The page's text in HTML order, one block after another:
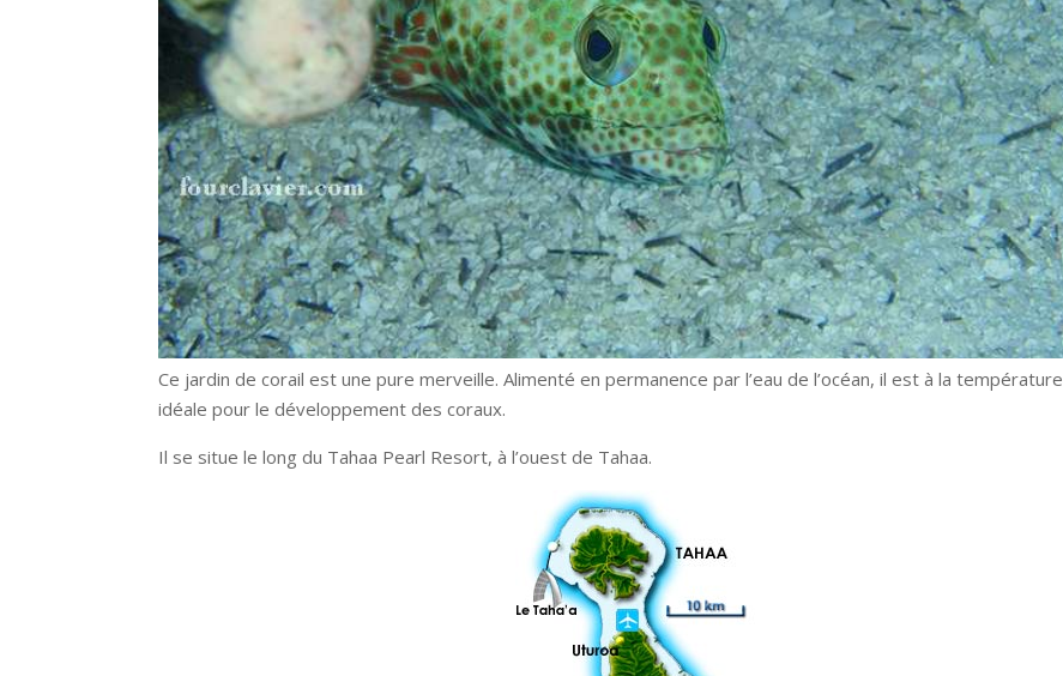
Ce jardin de corail est une pure merveille. Alimenté en permanence par l’eau de l’océan, il est à la température
idéale pour le développement des coraux.
Il se situe le long du Tahaa Pearl Resort, à l’ouest de Tahaa.